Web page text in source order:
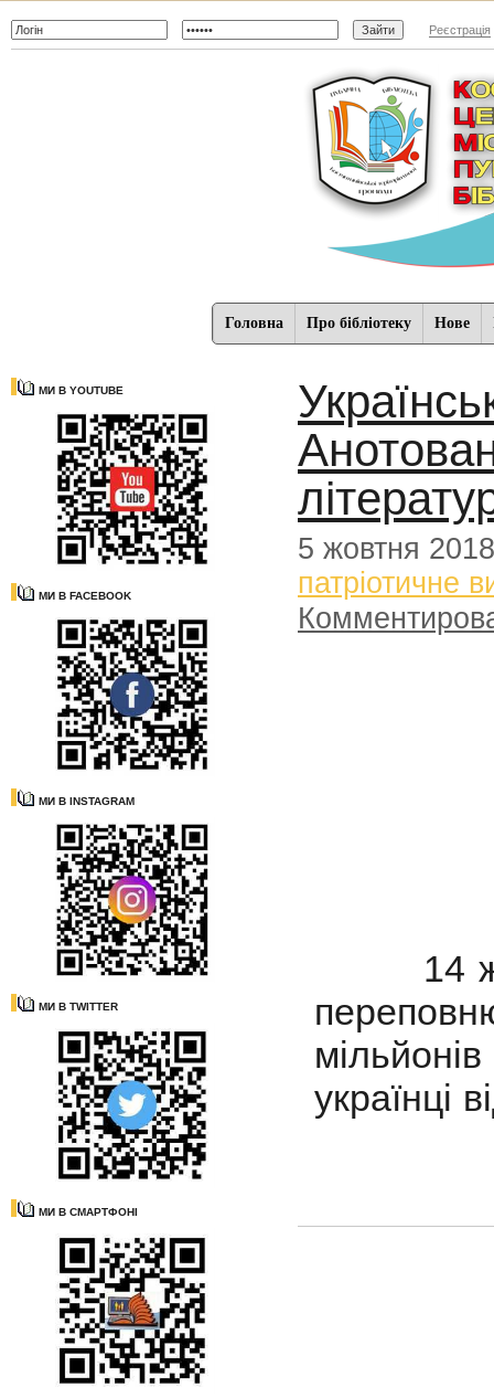
Реєстрація
Головна Про бібліотеку Нове
МИ В YOUTUBE
МИ В FACEBOOK
МИ В INSTAGRAM
МИ В TWITTER
МИ В СМАРТФОНІ
5 жовтня 2018
патріотичне
14
українці